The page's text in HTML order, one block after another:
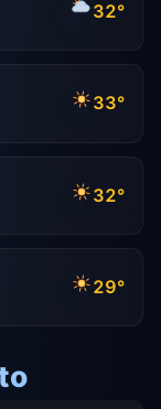
32°
33°
32°
29°